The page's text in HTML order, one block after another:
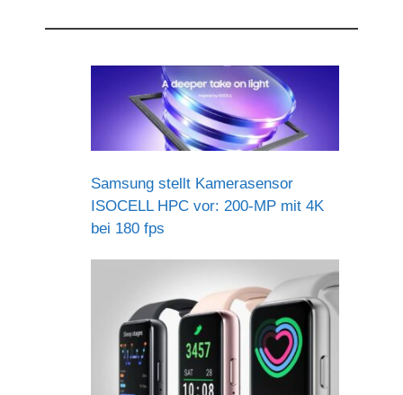
Samsung stellt Kamerasensor
ISOCELL HPC vor: 200-MP mit 4K
bei 180 fps